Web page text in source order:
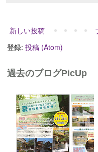
新しい投稿
登録: 投稿 (Atom)
過去のブログPicUp